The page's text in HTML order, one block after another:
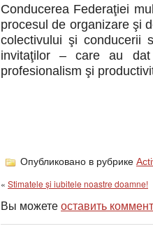
Conducerea Federaţiei
procesul de organizare şi
colectivului şi conducerii
invitaţilor – care au dat
profesionalism şi
Опубликовано в рубрике
« Stimatele și iubitele noastre doamne!
Вы можетеоставить